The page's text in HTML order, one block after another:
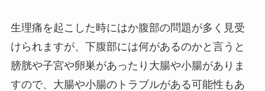
生理痛を起こした時にはか腹部の問題が多く見受
けられますが、下腹部には何があるのかと言うと
膀胱や子宮や卵巣があったり大腸や小腸がありま
すので、大腸や小腸のトラブルがある可能性もあ